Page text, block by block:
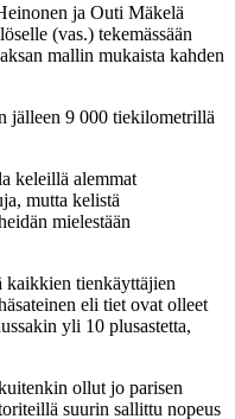
ja Outi Mäkelä
(vas.) tekemässään
mallin mukaista kahden
jälleen 9 000 tiekilometrillä
keleillä alemmat
mutta kelistä
mielestään
kaikkien tienkäyttäjien
eli tiet ovat olleet
yli 10 plusastetta,
ollut jo parisen
suurin sallittu nopeus